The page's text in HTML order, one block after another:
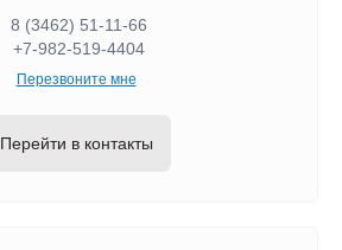
8 (3462) 51-11-66
+7-982-519-4404
Перезвоните мне
Перейти в контакты